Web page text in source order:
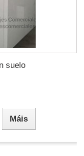
suelo
Máis